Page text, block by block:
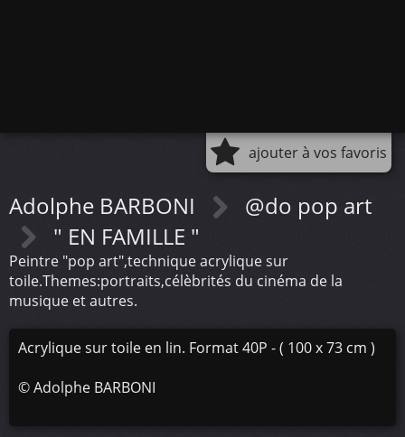
ajouter à vos favoris
Adolphe BARBONI
@do pop art
" EN FAMILLE "
Peintre "pop art",technique acrylique sur
toile.Themes:portraits,célèbrités du cinéma de la
musique et autres.
Acrylique sur toile en lin. Format 40P - ( 100 x 73 cm )
©Adolphe BARBONI